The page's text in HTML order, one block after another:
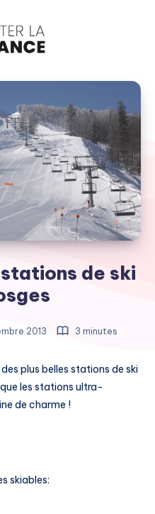
de ski
2013 3 minutes
plus belles stations de ski
les stations ultra-
de charme !
skiables: